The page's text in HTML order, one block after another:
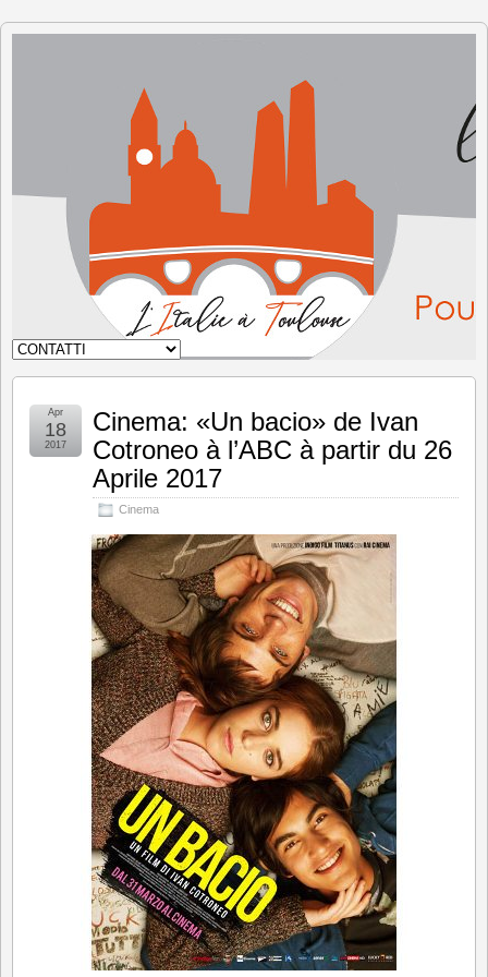
L'Italia
Tolosa
Cinema: «Un bacio» de Ivan
Cotroneo à l’ABC à partir du 26
Aprile 2017
Cinema
Apr
18
2017